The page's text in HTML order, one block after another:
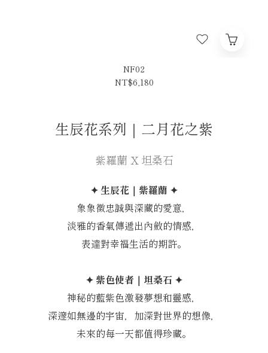
NF02
NT$6,180
生辰花系列｜二月花之紫
紫羅蘭 X 坦桑石
✦ 生辰花｜紫羅蘭 ✦
象象徵忠誠與深藏的愛意，
淡雅的香氣傳遞出內斂的情感，
表達對幸福生活的期許。
✦ 紫色使者｜坦桑石 ✦
神秘的藍紫色激發夢想和靈感，
深邃如無邊的宇宙，加深對世界的想像，
未來的每一天都值得珍藏。